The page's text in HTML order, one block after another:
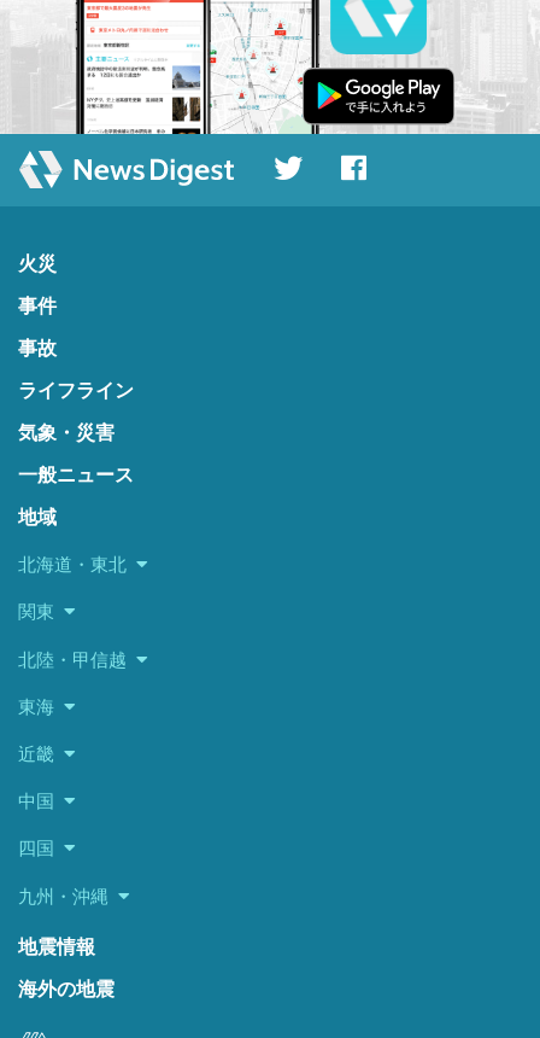
火災
事件
事故
ライフライン
気象・災害
一般ニュース
地域
北海道・東北
関東
北陸・甲信越
東海
近畿
中国
四国
九州・沖縄
地震情報
海外の地震